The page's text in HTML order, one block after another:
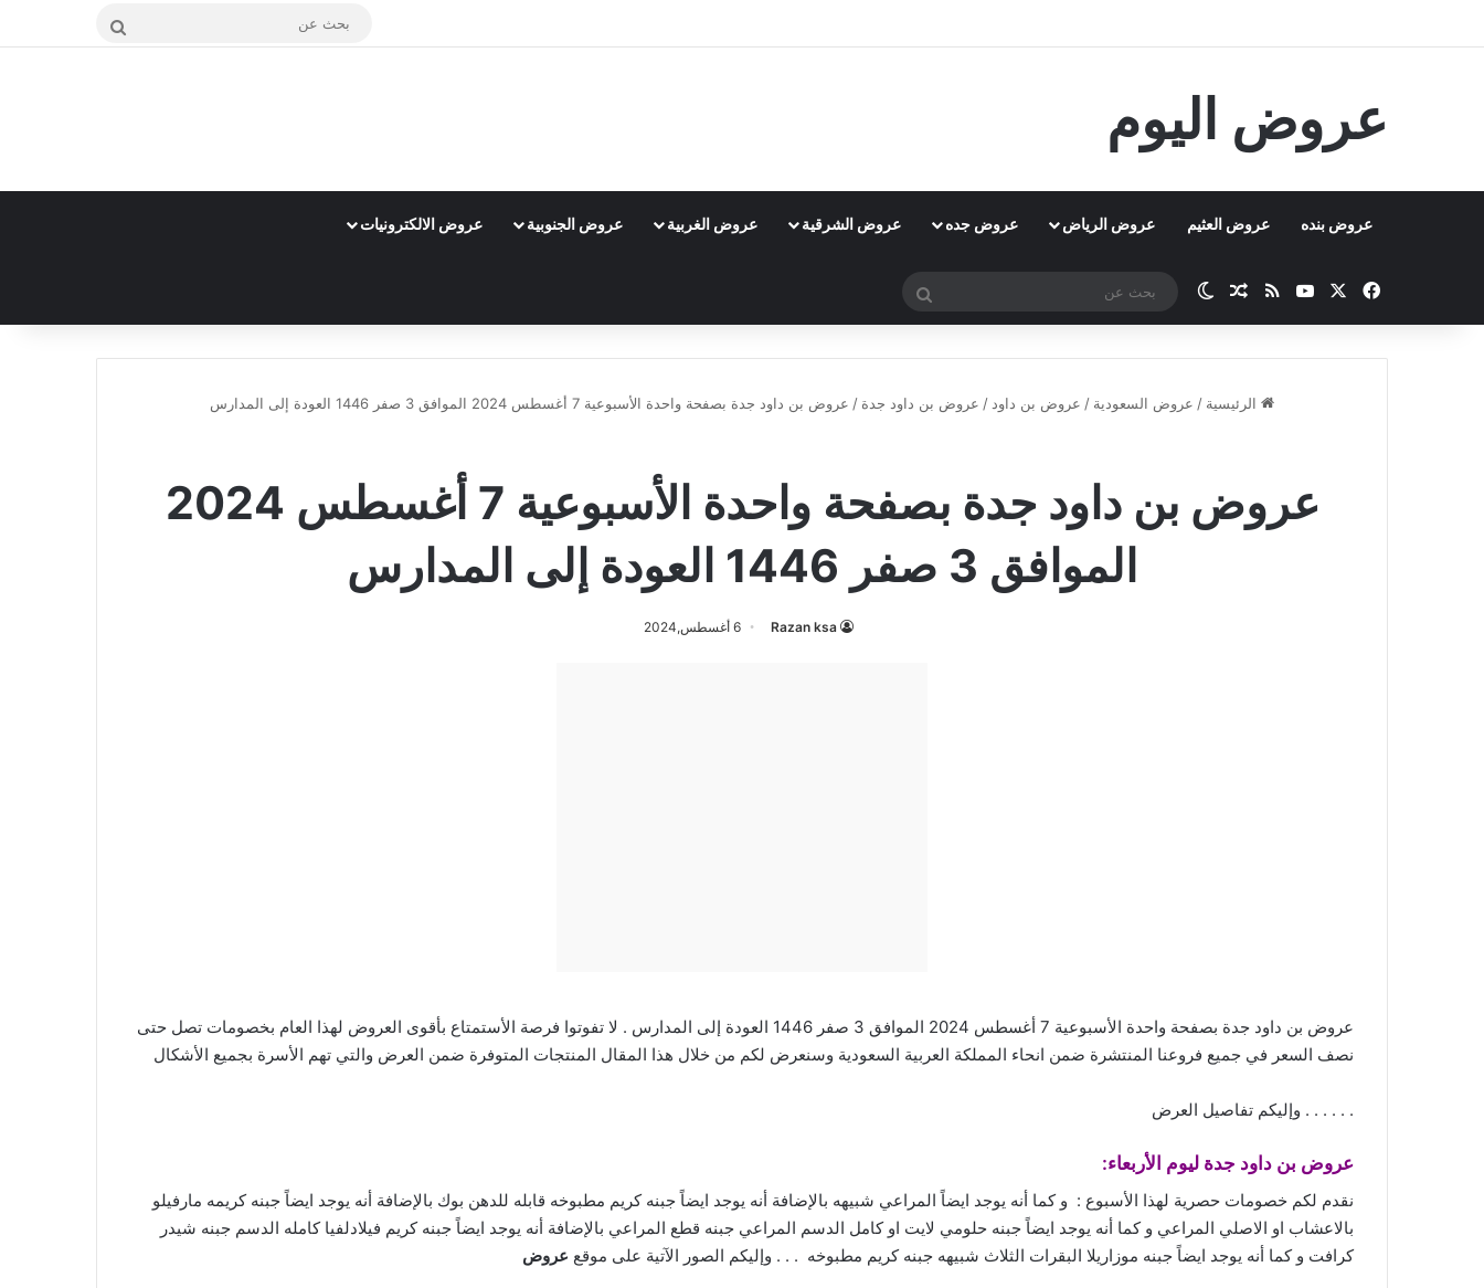
بحث
عروض اليوم
عروض بنده عروض العثيم عروض الرياض عروض جده عروض الشرقية عروض الغربية عروض الجنوبية عروض الالكترونيات
فيسبوك ‫YouTubeملخص الموقع RSS
مقال عشوائي
الوضع المظلم
بحث
الرئيسية / عروض السعودية / عروض بن داود / عروض بن داود جدة / عروض بن داود جدة بصفحة واحدة الأسبوعية 7 أغسطس 2024 الموافق 3 صفر 1446 العودة إلى المدارس
عروض بن داود جدة بصفحة واحدة الأسبوعية 7 أغسطس 2024
الموافق 3 صفر 1446 العودة إلى المدارس
Razan ksa 6 أغسطس,2024
عروض بن داود جدة بصفحة واحدة الأسبوعية 7 أغسطس 2024 الموافق 3 صفر 1446 العودة إلى المدارس . لا تفوتوا فرصة الأستمتاع بأقوى العروض لهذا العام بخصومات تصل حتى
نصف السعر في جميع فروعنا المنتشرة ضمن انحاء المملكة العربية السعودية وسنعرض لكم من خلال هذا المقال المنتجات المتوفرة ضمن العرض والتي تهم الأسرة بجميع الأشكال
. . . . . . وإليكم تفاصيل العرض
عروض بن داود جدة ليوم الأربعاء:
نقدم لكم خصومات حصرية لهذا الأسبوع : و كما أنه يوجد ايضاً المراعي شبيهه بالإضافة أنه يوجد ايضاً جبنه كريم مطبوخه قابله للدهن بوك بالإضافة أنه يوجد ايضاً جبنه كريمه مارفيلو
بالاعشاب او الاصلي المراعي و كما أنه يوجد ايضاً جبنه حلومي لايت او كامل الدسم المراعي جبنه قطع المراعي بالإضافة أنه يوجد ايضاً جبنه كريم فيلادلفيا كامله الدسم جبنه شيدر
كرافت و كما أنه يوجد ايضاً جبنه موزاريلا البقرات الثلاث شبيهه جبنه كريم مطبوخه . . . وإليكم الصور الآتية على موقع عروض